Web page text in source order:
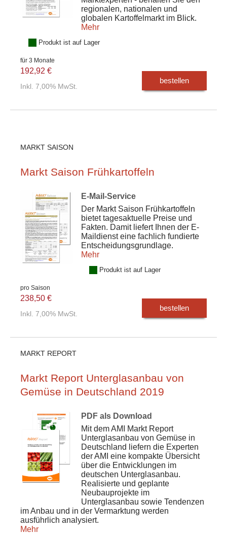
regionalen, nationalen und
globalen Kartoffelmarkt im Blick.
Mehr
Produkt ist auf Lager
für 3 Monate
192,92 €
Inkl. 7,00% MwSt.
bestellen
MARKT SAISON
Markt Saison Frühkartoffeln
E-Mail-Service
Der Markt Saison Frühkartoffeln
bietet tagesaktuelle Preise und
Fakten. Damit liefert Ihnen der E-
Maildienst eine fachlich fundierte
Entscheidungsgrundlage.
Mehr
Produkt ist auf Lager
pro Saison
238,50 €
Inkl. 7,00% MwSt.
bestellen
MARKT REPORT
Markt Report Unterglasanbau von
Gemüse in Deutschland 2019
PDF als Download
Mit dem AMI Markt Report
Unterglasanbau von Gemüse in
Deutschland liefern die Experten
der AMI eine kompakte Übersicht
über die Entwicklungen im
deutschen Unterglasanbau.
Realisierte und geplante
Neubauprojekte im
Unterglasanbau sowie Tendenzen
im Anbau und in der Vermarktung werden
ausführlich analysiert.
Mehr